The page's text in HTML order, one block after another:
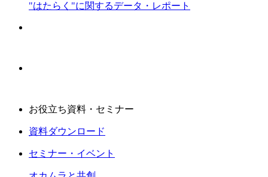
"はたらく"に関するデータ・レポート
お役立ち資料・セミナー
資料ダウンロード
セミナー・イベント